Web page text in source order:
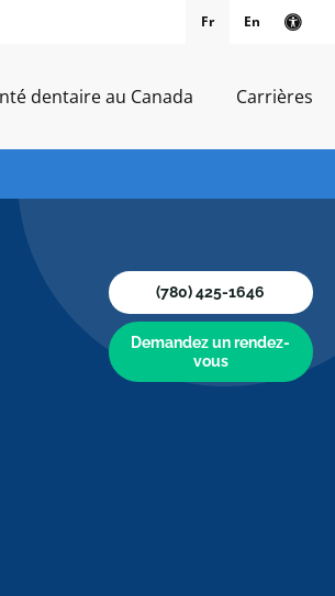
Fr En
dentaire au Canada Carrières
(780) 425-1646
Demandez un rendez-
vous